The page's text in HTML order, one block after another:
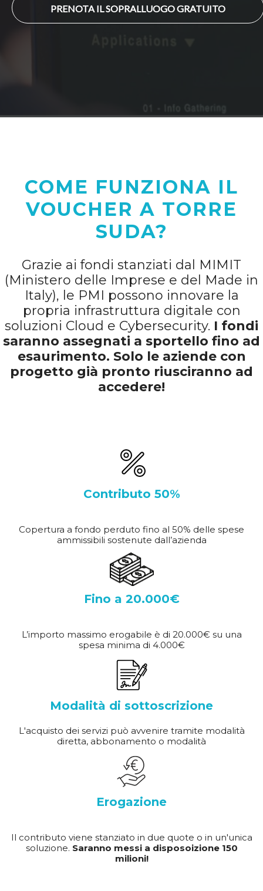
PRENOTA IL SOPRALLUOGO GRATUITO
COME FUNZIONA IL
VOUCHER A TORRE
SUDA?
Grazie ai fondi stanziati dal MIMIT
(Ministero delle Imprese e del Made in
Italy), le PMI possono innovare la
propria infrastruttura digitale con
soluzioni Cloud e Cybersecurity. I fondi
saranno assegnati a sportello fino ad
esaurimento. Solo le aziende con
progetto già pronto riusciranno ad
accedere!
Contributo 50%
Copertura a fondo perduto fino al 50% delle spese
ammissibili sostenute dall’azienda
Fino a 20.000€
L’importo massimo erogabile è di 20.000€ su una
spesa minima di 4.000€
Modalità di sottoscrizione
L'acquisto dei servizi può avvenire tramite modalità
diretta, abbonamento o modalità
Erogazione
Il contributo viene stanziato in due quote o in un'unica
soluzione. Saranno messi a disposoizione 150
milioni!